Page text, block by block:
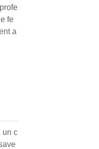
fe
a
un c